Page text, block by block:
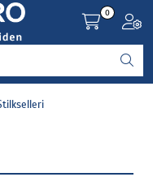
0